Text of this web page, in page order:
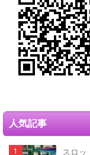
人気記事
スロッ